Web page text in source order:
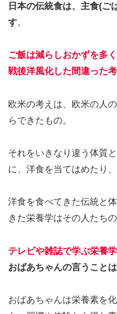
日本の伝統食は、主食(ご
す。
ご飯は減らしおかずを多
戦後洋風化した間違った考
欧米の考えは、欧米の人
らできたもの。
それをいきなり違う体質
に、洋食を当てはめたり、
洋食を食べてきた伝統と
きた栄養学はその人たちの
テレビや雑誌で学ぶ栄養
おばあちゃんの言うこと
おばあちゃんは栄養素を